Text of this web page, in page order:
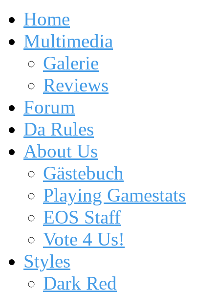
Home
Multimedia
Galerie
Reviews
Forum
Da Rules
About Us
Gästebuch
Playing Gamestats
EOS Staff
Vote 4 Us!
Styles
Dark Red